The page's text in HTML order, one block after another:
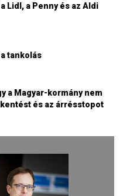
Lidl, a Penny és az Aldi
tankolás
a Magyar-kormány nem
és az árrésstopot